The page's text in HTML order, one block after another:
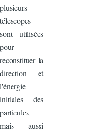
plusieurs
télescopes
sont utilisées
pour
reconstituer la
direction et
l'énergie
initiales des
particules,
mais aussi